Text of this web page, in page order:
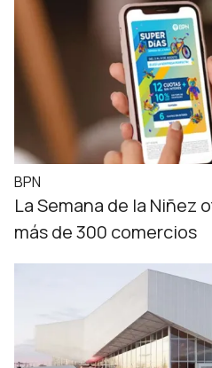
BPN
La Semana de la Niñez
más de 300 comercios